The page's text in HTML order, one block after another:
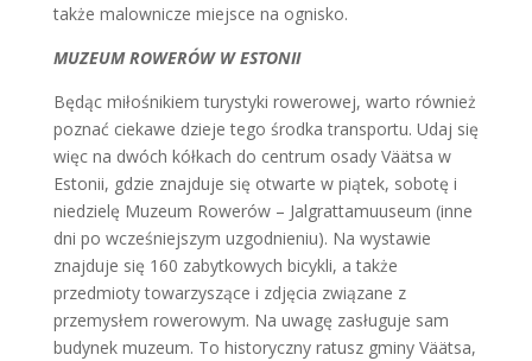
także malownicze miejsce na ognisko.
MUZEUM ROWERÓW W ESTONII
Będąc miłośnikiem turystyki rowerowej, warto również
poznać ciekawe dzieje tego środka transportu. Udaj się
więc na dwóch kółkach do centrum osady Väätsa w
Estonii, gdzie znajduje się otwarte w piątek, sobotę i
niedzielę Muzeum Rowerów – Jalgrattamuuseum (inne
dni po wcześniejszym uzgodnieniu). Na wystawie
znajduje się 160 zabytkowych bicykli, a także
przedmioty towarzyszące i zdjęcia związane z
przemysłem rowerowym. Na uwagę zasługuje sam
budynek muzeum. To historyczny ratusz gminy Väätsa,